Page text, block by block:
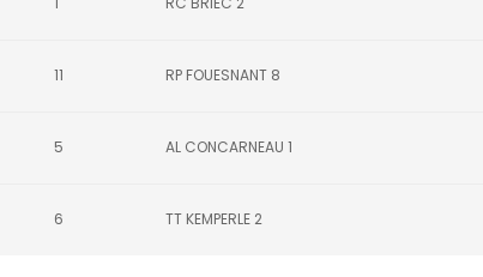
11 RP FOUESNANT 8
5 AL CONCARNEAU 1
6 TT KEMPERLE 2